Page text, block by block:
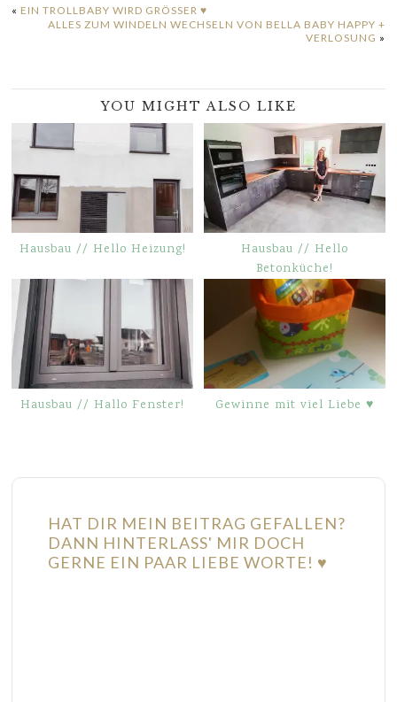
« EIN TROLLBABY WIRD GRÖSSER ♥
ALLES ZUM WINDELN WECHSELN VON BELLA BABY HAPPY +
VERLOSUNG »
YOU MIGHT ALSO LIKE
Hausbau // Hello Heizung!
Hausbau // Hello
Betonküche!
Hausbau // Hallo Fenster! Gewinne mit viel Liebe ♥
HAT DIR MEIN BEITRAG GEFALLEN?
DANN HINTERLASS' MIR DOCH
GERNE EIN PAAR LIEBE WORTE! ♥